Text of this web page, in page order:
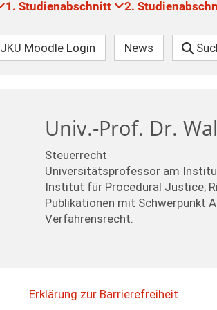
1. Studienabschnitt 2.
JKU Moodle Login News
Univ.-Prof. Dr.
Steuerrecht
Universitätsprofessor am
Institut für Procedural Justice;
Publikationen mit Schwerpunkt
Verfahrensrecht.
Erklärung zur Barrierefreiheit